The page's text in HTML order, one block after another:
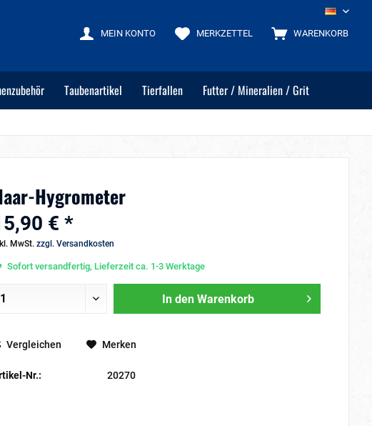
DE
WARENKORB
MERKZETTEL
MEIN KONTO
Taubenartikel Tierfallen Futter / Mineralien / Grit
Hygrometer
€ *
MwSt. zzgl. Versandkosten
Sofort versandfertig, Lieferzeit ca. 1-3 Werktage
In den Warenkorb
Vergleichen Merken
Nr.: 20270